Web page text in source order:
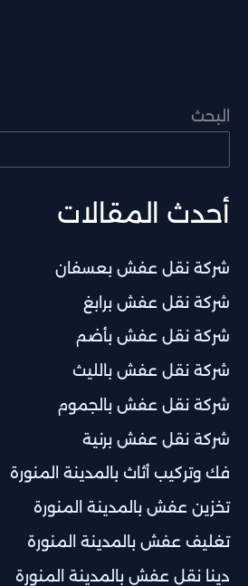
البحث
أحدث المقالات
شركة نقل عفش بعسفان
شركة نقل عفش برابغ
شركة نقل عفش بأضم
شركة نقل عفش بالليث
شركة نقل عفش بالجموم
شركة نقل عفش برنية
فك وتركيب أثاث بالمدينة المنورة
تخزين عفش بالمدينة المنورة
تغليف عفش بالمدينة المنورة
دينا نقل عفش بالمدينة المنورة